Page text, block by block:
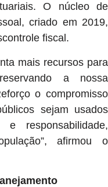
O núcleo de
criado em 2019,
fiscal.
mais recursos para
a nossa
o compromisso
sejam usados
e responsabilidade,
afirmou o